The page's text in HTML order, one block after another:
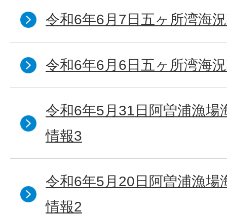
令和6年6月7日五ヶ所湾海
令和6年6月6日五ヶ所湾海
令和6年5月31日阿曽浦漁場
情報3
令和6年5月20日阿曽浦漁場
情報2